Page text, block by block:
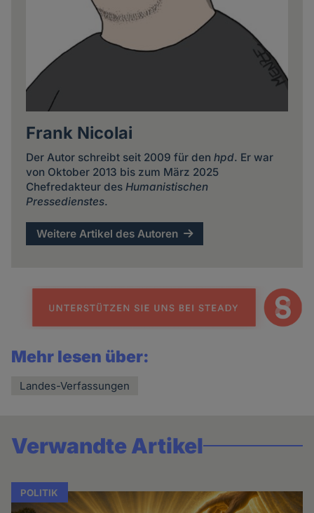
Frank Nicolai
Der Autor schreibt seit 2009 für den hpd. Er war
von Oktober 2013 bis zum März 2025
Chefredakteur des Humanistischen
Pressedienstes.
Weitere Artikel des Autoren
Mehr lesen über:
Landes-Verfassungen
Verwandte Artikel
POLITIK